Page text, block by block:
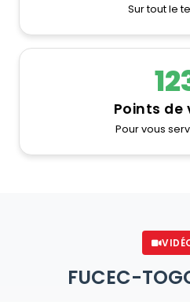
Sur tout le
Points de
Pour vous
FUCEC-